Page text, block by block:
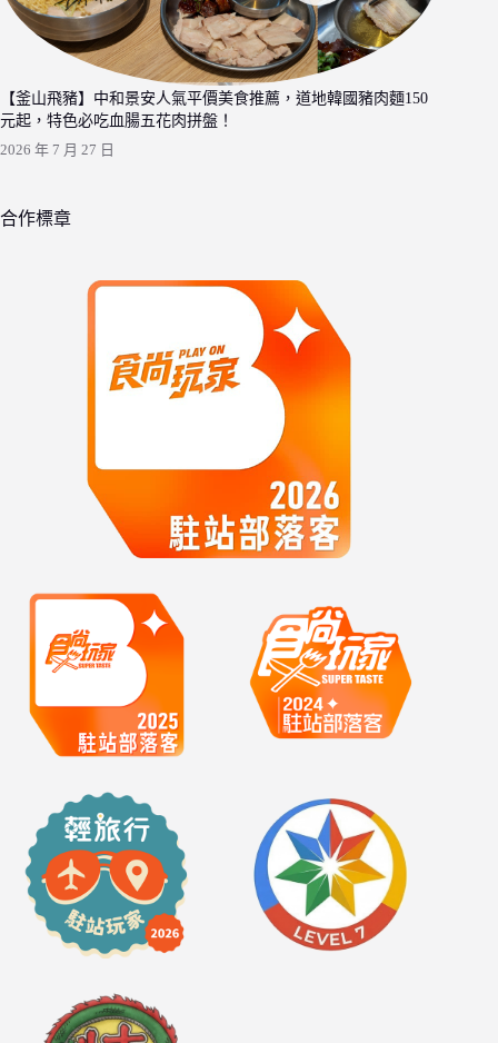
【釜山飛豬】中和景安人氣平價美食推薦，道地韓國豬肉麵150
元起，特色必吃血腸五花肉拼盤！
2026 年 7 月 27 日
合作標章